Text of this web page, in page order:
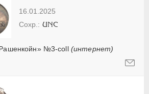
16.01.2025
№3-coll (интернет)
UNC